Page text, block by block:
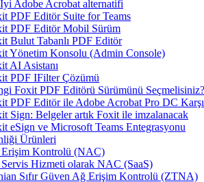
Adobe Acrobat alternatifi
PDF Editör Suite for Teams
PDF Editör Mobil Sürüm
Bulut Tabanlı PDF Editör
Yönetim Konsolu (Admin Console)
AI Asistanı
PDF IFilter Çözümü
Foxit PDF Editörü Sürümünü Seçmelisiniz?
PDF Editör ile Adobe Acrobat Pro DC
Sign: Belgeler artık Foxit ile imzalanacak
eSign ve Microsoft Teams Entegrasyonu
Ürünleri
Kontrolü (NAC)
Hizmeti olarak NAC (SaaS)
Sıfır Güven Ağ Erişim Kontrolü (ZTNA)